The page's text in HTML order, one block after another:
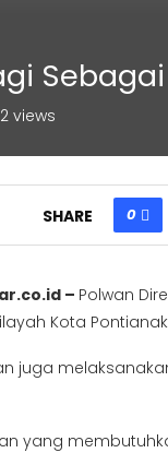
views
SHARE 0
– Polwan
Kota
juga
yang